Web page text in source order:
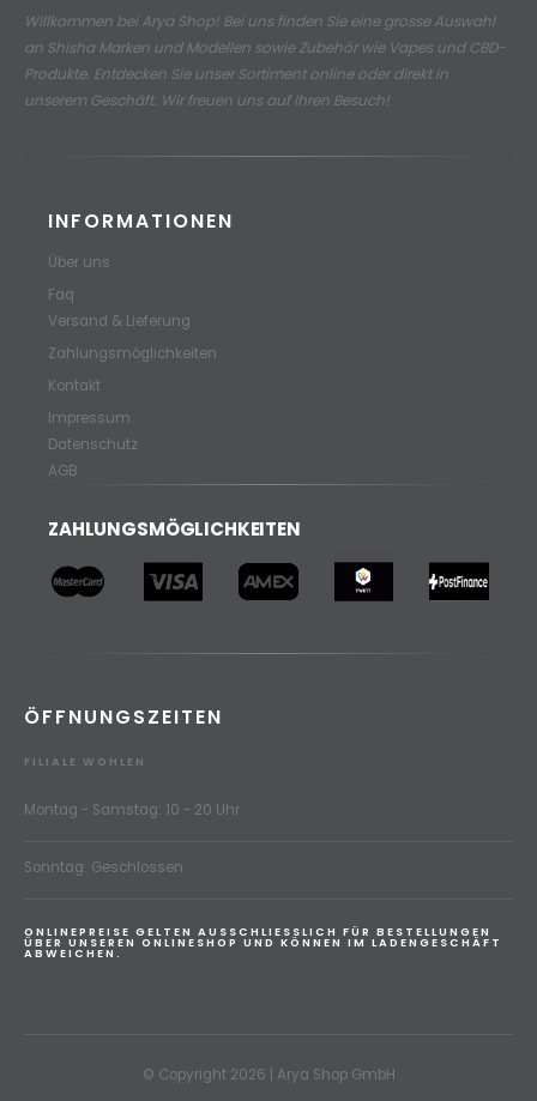
Willkommen bei Arya Shop! Bei uns finden Sie eine grosse Auswahl
an Shisha Marken und Modellen sowie Zubehör wie Vapes und CBD-
Produkte. Entdecken Sie unser Sortiment online oder direkt in
unserem Geschäft. Wir freuen uns auf Ihren Besuch!
INFORMATIONEN
Über uns
Faq
Versand & Lieferung
Zahlungsmöglichkeiten
Kontakt
Impressum
Datenschutz
AGB
ZAHLUNGSMÖGLICHKEITEN
ÖFFNUNGSZEITEN
FILIALE WOHLEN
Montag - Samstag: 10 - 20 Uhr
Sonntag: Geschlossen
ONLINEPREISE GELTEN AUSSCHLIESSLICH FÜR BESTELLUNGEN
ÜBER UNSEREN ONLINESHOP UND KÖNNEN IM LADENGESCHÄFT
ABWEICHEN.
© Copyright 2026 | Arya Shop GmbH